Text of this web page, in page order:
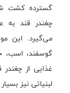
گسترده کشت
چغندر قند به
می‌گیرد. این
گوسفند، اسب،
غذایی از
لبنیاتی نیز